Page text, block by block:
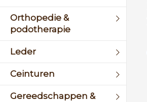
Orthopedie &
podotherapie
Leder
Ceinturen
Gereedschappen &